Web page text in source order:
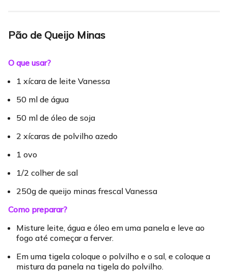
Pão de Queijo Minas
O que usar?
1 xícara de leite Vanessa
50 ml de água
50 ml de óleo de soja
2 xícaras de polvilho azedo
1 ovo
1/2 colher de sal
250g de queijo minas frescal Vanessa
Como preparar?
Misture leite, água e óleo em uma panela e leve ao
fogo até começar a ferver.
Em uma tigela coloque o polvilho e o sal, e coloque a
mistura da panela na tigela do polvilho.